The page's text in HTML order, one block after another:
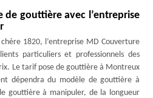
gouttière avec l’entreprise
1820, l’entreprise MD Couverture
particuliers et professionnels des
Le tarif pose de gouttière à Montreux
dépendra du modèle de gouttière à
gouttière à manipuler, de la longueur